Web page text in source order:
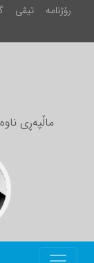
رۆژنامە تیڤی
ماڵپەڕی